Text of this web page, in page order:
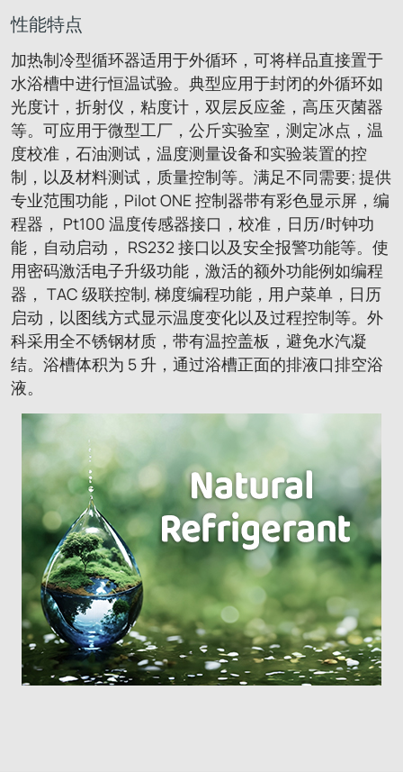
性能特点
加热制冷型循环器适用于外循环，可将样品直接置于
水浴槽中进行恒温试验。典型应用于封闭的外循环如
光度计，折射仪，粘度计，双层反应釜，高压灭菌器
等。可应用于微型工厂，公斤实验室，测定冰点，温
度校准，石油测试，温度测量设备和实验装置的控
制，以及材料测试，质量控制等。满足不同需要; 提供
专业范围功能，Pilot ONE 控制器带有彩色显示屏，编
程器， Pt100 温度传感器接口，校准，日历/时钟功
能，自动启动， RS232 接口以及安全报警功能等。使
用密码激活电子升级功能，激活的额外功能例如编程
器， TAC 级联控制, 梯度编程功能，用户菜单，日历
启动，以图线方式显示温度变化以及过程控制等。外
科采用全不锈钢材质，带有温控盖板，避免水汽凝
结。浴槽体积为 5 升，通过浴槽正面的排液口排空浴
液。